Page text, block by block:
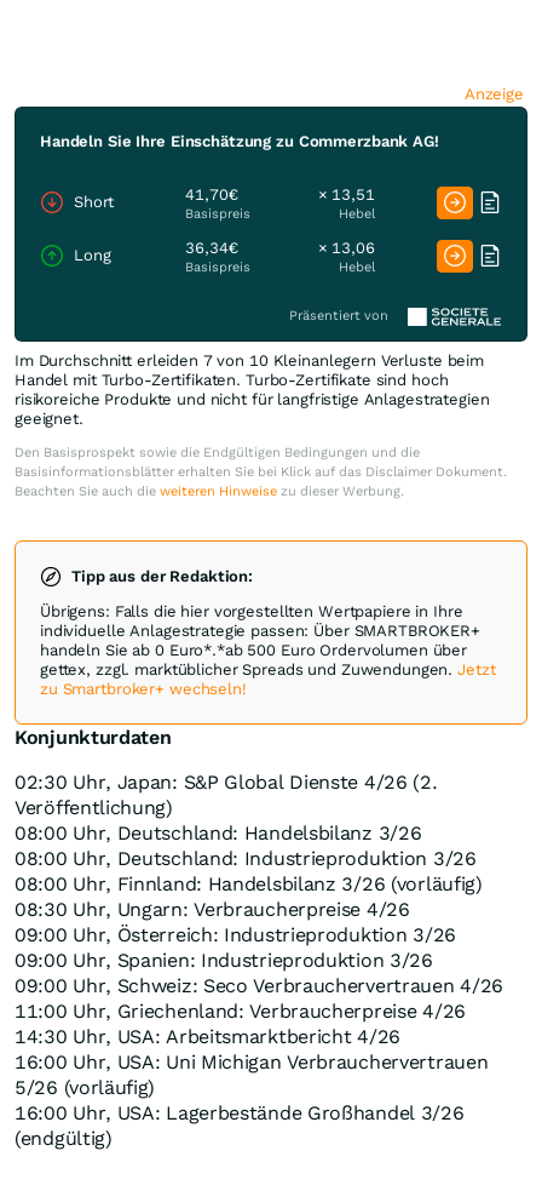
Anzeige
Handeln Sie Ihre Einschätzung zu Commerzbank AG!
Short 41,70€
Basispreis
× 13,51
Hebel
Long 36,34€
Basispreis
× 13,06
Hebel
Präsentiert von
Im Durchschnitt erleiden 7 von 10 Kleinanlegern Verluste beim
Handel mit Turbo-Zertifikaten. Turbo-Zertifikate sind hoch
risikoreiche Produkte und nicht für langfristige Anlagestrategien
geeignet.
Den Basisprospekt sowie die Endgültigen Bedingungen und die
Basisinformationsblätter erhalten Sie bei Klick auf das Disclaimer Dokument.
Beachten Sie auch die weiteren Hinweise zu dieser Werbung.
Tipp aus der Redaktion:
Übrigens: Falls die hier vorgestellten Wertpapiere in Ihre
individuelle Anlagestrategie passen: Über SMARTBROKER+
handeln Sie ab 0 Euro*.*ab 500 Euro Ordervolumen über
gettex, zzgl. marktüblicher Spreads und Zuwendungen.Jetzt
zu Smartbroker+ wechseln!
Konjunkturdaten
02:30 Uhr, Japan: S&P Global Dienste 4/26 (2.
Veröffentlichung)
08:00 Uhr, Deutschland: Handelsbilanz 3/26
08:00 Uhr, Deutschland: Industrieproduktion 3/26
08:00 Uhr, Finnland: Handelsbilanz 3/26 (vorläufig)
08:30 Uhr, Ungarn: Verbraucherpreise 4/26
09:00 Uhr, Österreich: Industrieproduktion 3/26
09:00 Uhr, Spanien: Industrieproduktion 3/26
09:00 Uhr, Schweiz: Seco Verbrauchervertrauen 4/26
11:00 Uhr, Griechenland: Verbraucherpreise 4/26
14:30 Uhr, USA: Arbeitsmarktbericht 4/26
16:00 Uhr, USA: Uni Michigan Verbrauchervertrauen
5/26 (vorläufig)
16:00 Uhr, USA: Lagerbestände Großhandel 3/26
(endgültig)